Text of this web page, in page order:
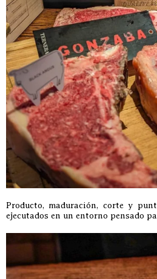
Producto, maduración, corte y
ejecutados en un entorno pensado